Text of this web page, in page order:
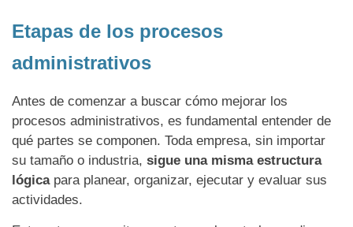
Etapas de los procesos
administrativos
Antes de comenzar a buscar cómo mejorar los
procesos administrativos, es fundamental entender de
qué partes se componen. Toda empresa, sin importar
su tamaño o industria, sigue una misma estructura
lógica para planear, organizar, ejecutar y evaluar sus
actividades.